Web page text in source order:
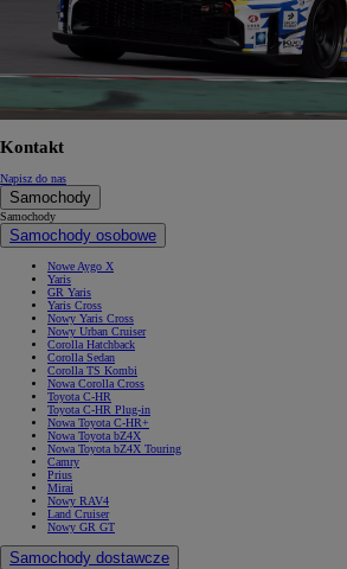
Kontakt
Napisz do nas
Samochody
Samochody
Samochody osobowe
Nowe Aygo X
Yaris
GR Yaris
Yaris Cross
Nowy Yaris Cross
Nowy Urban Cruiser
Corolla Hatchback
Corolla Sedan
Corolla TS Kombi
Nowa Corolla Cross
Toyota C-HR
Toyota C-HR Plug-in
Nowa Toyota C-HR+
Nowa Toyota bZ4X
Nowa Toyota bZ4X Touring
Camry
Prius
Mirai
Nowy RAV4
Land Cruiser
Nowy GR GT
Samochody dostawcze